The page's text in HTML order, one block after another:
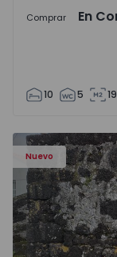
Comprar En
10 5
Nuevo
Casa de Campo